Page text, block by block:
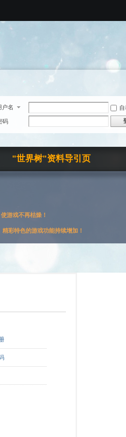
户名
码
"世界树"资料导引页
游戏不再枯燥！
精彩特色的游戏功能持续增加！